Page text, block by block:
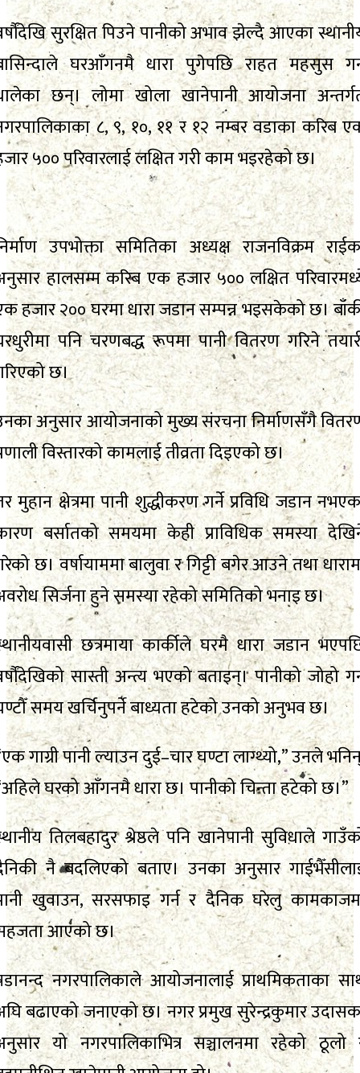
सुरक्षित पिउने पानीको अभाव झेल्दै आएका
घरआँगनमै धारा पुगेपछि राहत महसुस
छन्। लोमा खोला खानेपानी आयोजना
८, ९, १०, ११ र १२ नम्बर वडाका करिब
५०० परिवारलाई लक्षित गरी काम भइरहेको छ।
उपभोक्ता समितिका अध्यक्ष राजनविक्रम
हालसम्म करिब एक हजार ५०० लक्षित
हजार २०० घरमा धारा जडान सम्पन्न भइसकेको छ।
पनि चरणबद्ध रूपमा पानी वितरण गरिने
छ।
अनुसार आयोजनाको मुख्य संरचना निर्माणसँगै
विस्तारको कामलाई तीव्रता दिइएको छ।
मुहान क्षेत्रमा पानी शुद्धीकरण गर्ने प्रविधि जडान
बर्सातको समयमा केही प्राविधिक समस्या
छ। वर्षायाममा बालुवा र गिट्टी बगेर आउने तथा
सिर्जना हुने समस्या रहेको समितिको भनाइ छ।
छत्रमाया कार्कीले घरमै धारा जडान
सास्ती अन्त्य भएको बताइन्। पानीको जोहो
समय खर्चिनुपर्ने बाध्यता हटेको उनको अनुभव छ।
गाग्री पानी ल्याउन दुई–चार घण्टा लाग्थ्यो,” उनले
घरको आँगनमै धारा छ। पानीको चिन्ता हटेको छ।”
तिलबहादुर श्रेष्ठले पनि खानेपानी सुविधाले
नै बदलिएको बताए। उनका अनुसार
खुवाउन, सरसफाइ गर्न र दैनिक घरेलु
आएको छ।
नगरपालिकाले आयोजनालाई प्राथमिकताका
बढाएको जनाएको छ। नगर प्रमुख सुरेन्द्रकुमार
यो नगरपालिकाभित्र सञ्चालनमा रहेको ठूलो